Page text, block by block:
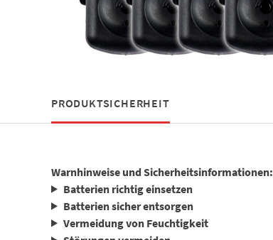
PRODUKTSICHERHEIT
Warnhinweise und Sicherheitsinformationen:
Batterien richtig einsetzen
Batterien sicher entsorgen
Vermeidung von Feuchtigkeit